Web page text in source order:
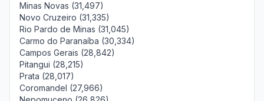
Minas Novas (31,497)
Novo Cruzeiro (31,335)
Rio Pardo de Minas (31,045)
Carmo do Paranaíba (30,334)
Campos Gerais (28,842)
Pitangui (28,215)
Prata (28,017)
Coromandel (27,966)